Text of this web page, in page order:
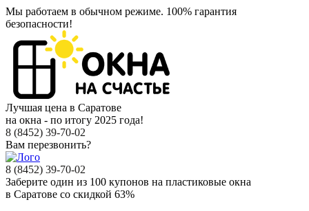
Мы работаем в обычном режиме. 100% гарантия
безопасности!
Лучшая цена в Саратове
на окна - по итогу 2025 года!
8 (8452) 39-70-02
Вам перезвонить?
8 (8452) 39-70-02
Заберите один из 100 купонов на пластиковые окна
в Саратове со скидкой 63%